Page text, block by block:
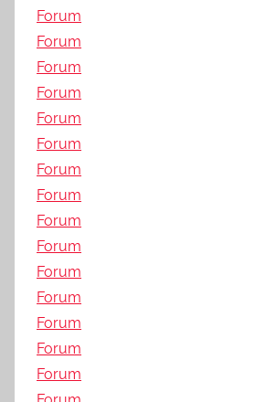
Forum
Forum
Forum
Forum
Forum
Forum
Forum
Forum
Forum
Forum
Forum
Forum
Forum
Forum
Forum